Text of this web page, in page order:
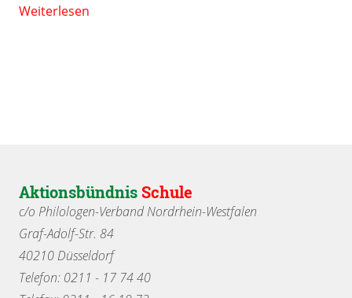
Weiterlesen
Aktionsbündnis Schule
c/o Philologen-Verband Nordrhein-Westfalen
Graf-Adolf-Str. 84
40210 Düsseldorf
Telefon: 0211 - 17 74 40